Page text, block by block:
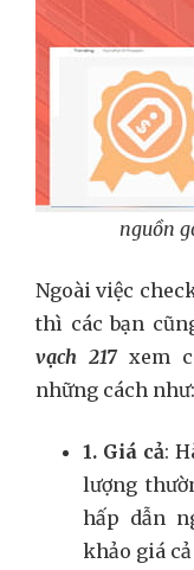
nguồn
Ngoài việc
thì các bạn
vạch 217xem
những cách như:
1. Giá cả:
lượng
hấp dẫn
khảo giá